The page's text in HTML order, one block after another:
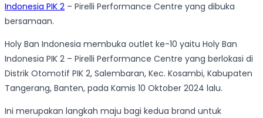
Indonesia PIK 2 – Pirelli Performance Centre yang dibuka
bersamaan.
Holy Ban Indonesia membuka outlet ke-10 yaitu Holy Ban
Indonesia PIK 2 – Pirelli Performance Centre yang berlokasi di
Distrik Otomotif PIK 2, Salembaran, Kec. Kosambi, Kabupaten
Tangerang, Banten, pada Kamis 10 Oktober 2024 lalu.
Ini merupakan langkah maju bagi kedua brand untuk